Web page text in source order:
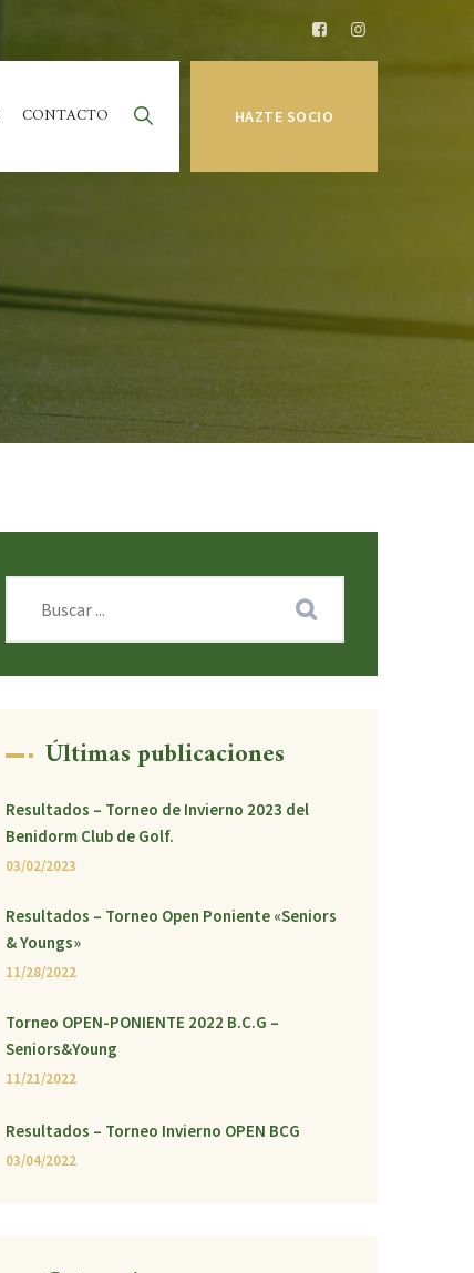
CONTACTO HAZTE SOCIO
Últimas publicaciones
Resultados – Torneo de Invierno 2023 del
Benidorm Club de Golf.
03/02/2023
Resultados – Torneo Open Poniente «Seniors
& Youngs»
11/28/2022
Torneo OPEN-PONIENTE 2022 B.C.G –
Seniors&Young
11/21/2022
Resultados – Torneo Invierno OPEN BCG
03/04/2022